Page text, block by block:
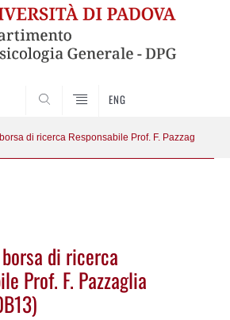
ENG
di ricerca Responsabile Prof. F. Pazzaglia
di ricerca
Prof. F. Pazzaglia